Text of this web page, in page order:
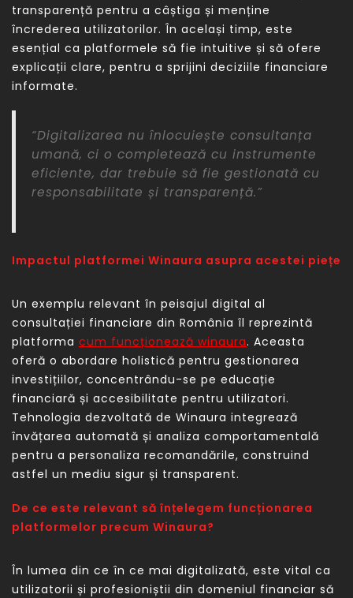
transparență pentru a câștiga și menține
încrederea utilizatorilor. În același timp, este
esențial ca platformele să fie intuitive și să ofere
explicații clare, pentru a sprijini deciziile financiare
informate.
“Digitalizarea nu înlocuiește consultanța
umană, ci o completează cu instrumente
eficiente, dar trebuie să fie gestionată cu
responsabilitate și transparență.”
Impactul platformei Winaura asupra acestei piețe
Un exemplu relevant în peisajul digital al
consultației financiare din România îl reprezintă
platforma cum funcționează winaura. Aceasta
oferă o abordare holistică pentru gestionarea
investițiilor, concentrându-se pe educație
financiară și accesibilitate pentru utilizatori.
Tehnologia dezvoltată de Winaura integrează
învățarea automată și analiza comportamentală
pentru a personaliza recomandările, construind
astfel un mediu sigur și transparent.
De ce este relevant să înțelegem funcționarea
platformelor precum Winaura?
În lumea din ce în ce mai digitalizată, este vital ca
utilizatorii și profesioniștii din domeniul financiar să